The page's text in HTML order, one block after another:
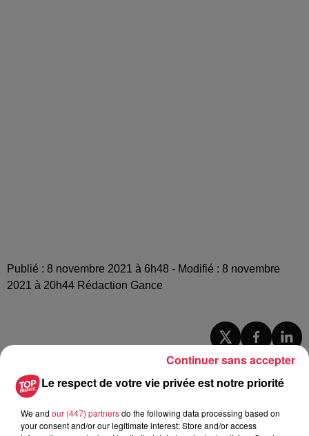
Publié : 8 novembre 2021 à 6h48 - Modifié : 8 novembre
2021 à 20h44 Rédaction Gance
À Hoerdt, de l’eau brune sort des
robinets
Le respect de votre vie privée est notre priorité
We and our (447) partnersdo the following data processing based on
your consent and/or our legitimate interest: Store and/or access
Continuer sans accepter